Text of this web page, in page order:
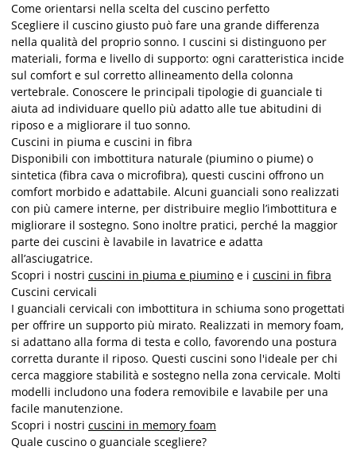
Come orientarsi nella scelta del cuscino perfetto
Scegliere il cuscino giusto può fare una grande differenza
nella qualità del proprio sonno. I cuscini si distinguono per
materiali, forma e livello di supporto: ogni caratteristica incide
sul comfort e sul corretto allineamento della colonna
vertebrale. Conoscere le principali tipologie di guanciale ti
aiuta ad individuare quello più adatto alle tue abitudini di
riposo e a migliorare il tuo sonno.
Cuscini in piuma e cuscini in fibra
Disponibili con imbottitura naturale (piumino o piume) o
sintetica (fibra cava o microfibra), questi cuscini offrono un
comfort morbido e adattabile. Alcuni guanciali sono realizzati
con più camere interne, per distribuire meglio l’imbottitura e
migliorare il sostegno. Sono inoltre pratici, perché la maggior
parte dei cuscini è lavabile in lavatrice e adatta
all’asciugatrice.
Scopri i nostri cuscini in piuma e piumino e i cuscini in fibra
Cuscini cervicali
I guanciali cervicali con imbottitura in schiuma sono progettati
per offrire un supporto più mirato. Realizzati in memory foam,
si adattano alla forma di testa e collo, favorendo una postura
corretta durante il riposo. Questi cuscini sono l'ideale per chi
cerca maggiore stabilità e sostegno nella zona cervicale. Molti
modelli includono una fodera removibile e lavabile per una
facile manutenzione.
Scopri i nostri cuscini in memory foam
Quale cuscino o guanciale scegliere?